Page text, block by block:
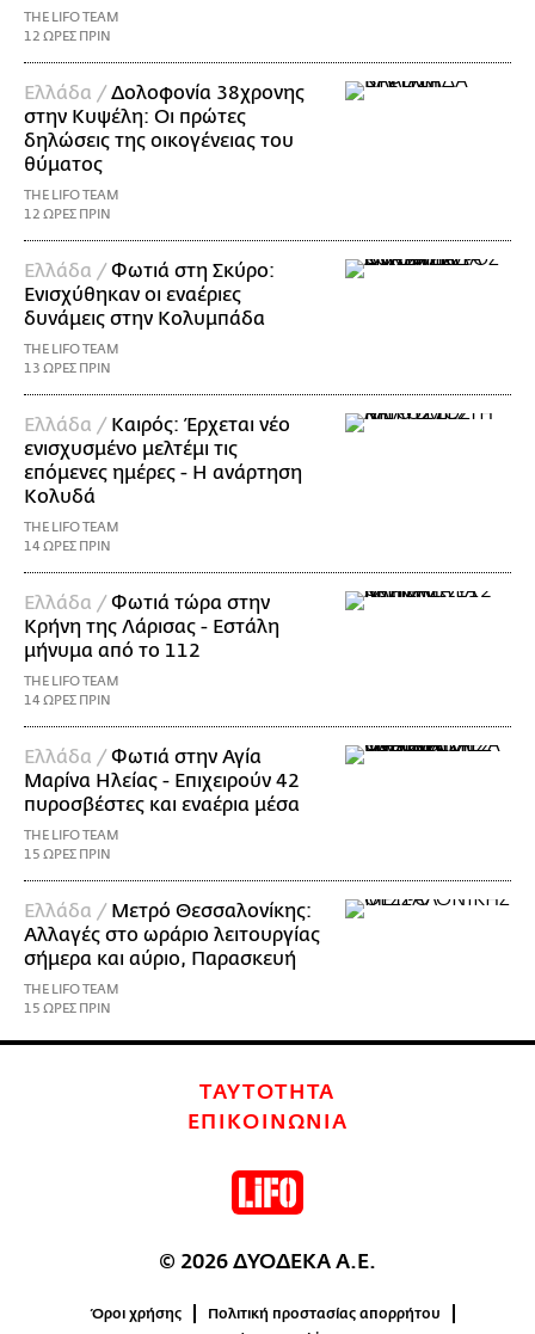
THE LIFO TEAM
12 ΩΡΕΣ ΠΡΙΝ
Ελλάδα /Δολοφονία 38χρονης
στην Κυψέλη: Οι πρώτες
δηλώσεις της οικογένειας του
θύματος
THE LIFO TEAM
12 ΩΡΕΣ ΠΡΙΝ
Ελλάδα /Φωτιά στη Σκύρο:
Ενισχύθηκαν οι εναέριες
δυνάμεις στην Κολυμπάδα
THE LIFO TEAM
13 ΩΡΕΣ ΠΡΙΝ
Ελλάδα / Καιρός: Έρχεται νέο
ενισχυσμένο μελτέμι τις
επόμενες ημέρες - Η ανάρτηση
Κολυδά
THE LIFO TEAM
14 ΩΡΕΣ ΠΡΙΝ
Ελλάδα /Φωτιά τώρα στην
Κρήνη της Λάρισας - Εστάλη
μήνυμα από το 112
THE LIFO TEAM
14 ΩΡΕΣ ΠΡΙΝ
Ελλάδα /Φωτιά στην Αγία
Μαρίνα Ηλείας - Επιχειρούν 42
πυροσβέστες και εναέρια μέσα
THE LIFO TEAM
15 ΩΡΕΣ ΠΡΙΝ
Ελλάδα / Μετρό Θεσσαλονίκης:
Αλλαγές στο ωράριο λειτουργίας
σήμερα και αύριο, Παρασκευή
THE LIFO TEAM
15 ΩΡΕΣ ΠΡΙΝ
ΤΑΥΤΟΤΗΤΑ
ΕΠΙΚΟΙΝΩΝΙΑ
© 2026 ΔΥΟΔΕΚΑ Α.Ε.
Όροι χρήσης
Πολιτική προστασίας απορρήτου